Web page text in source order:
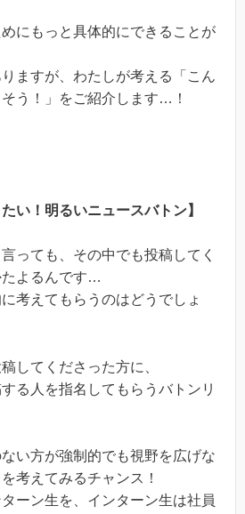
にもっと具体的にできることが
ますが、わたしが考える「こん
う！」をご紹介します…！
い！明るいニュースバトン】
っても、その中でも投稿してく
たよるんです…
考えてもらうのはどうでしょ
してくださった方に、
る人を指名してもらうバトンリ
い方が強制的でも視野を広げな
考えてみるチャンス！
ーン生を、インターン生は社員